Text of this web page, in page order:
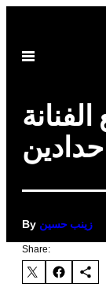
content
Open
حدادين
By زينب حسين
Share: